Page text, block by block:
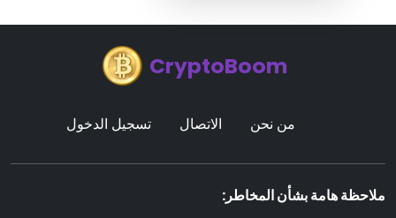
CryptoBoom
من نحن الاتصال تسجيل الدخول
ملاحظة هامة بشأن المخاطر: